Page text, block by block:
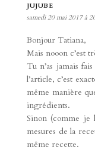
JUJUBE
samedi 20 mai 2017 à
Bonjour Tatiana,
Mais nooon c’est
Tu n’as jamais
l’article, c’est
même manière
ingrédients.
Sinon (comme je
mesures de la
même recette.